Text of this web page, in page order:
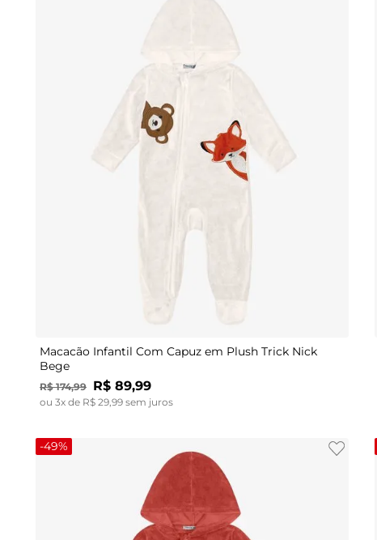
Macacão Infantil Com Capuz em Plush Trick Nick
Bege
R$ 174,99 R$ 89,99
ou 3x de R$ 29 99 sem juros
-49%